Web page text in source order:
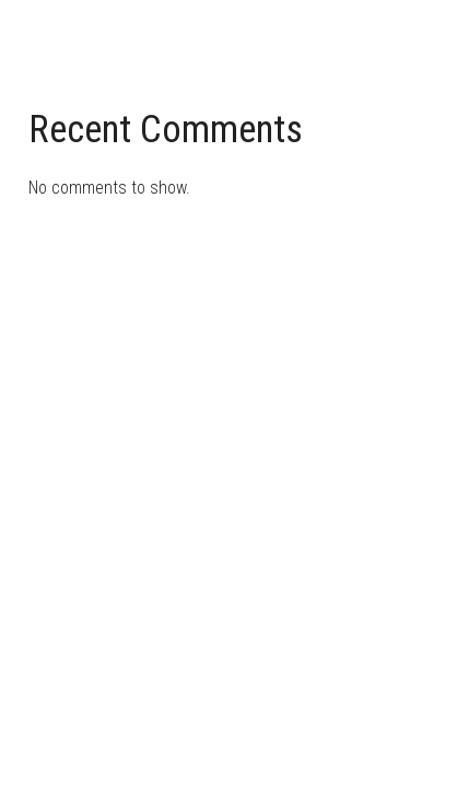
Recent Comments
No comments to show.